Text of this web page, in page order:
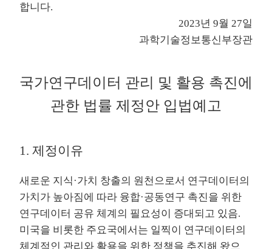
합니다.
2023년 9월 27일
과학기술정보통신부장관
국가연구데이터 관리 및 활용 촉진에
관한 법률 제정안 입법예고
1. 제정이유
새로운 지식·가치 창출의 원천으로서 연구데이터의
가치가 높아짐에 따라 융합·공동연구 촉진을 위한
연구데이터 공유 체계의 필요성이 증대되고 있음.
미국을 비롯한 주요국에서는 일찍이 연구데이터의
체계적인 관리와 활용을 위한 정책을 추진해 왔으